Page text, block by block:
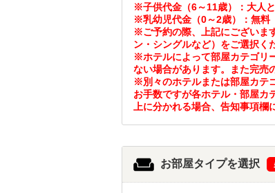
※子供代金（6～11歳）：大人
※乳幼児代金（0～2歳）：無料
※ご予約の際、上記にございま
ン・シングルなど）をご選択く
※ホテルによって部屋カテゴリ
ない場合があります。また完売
※別々のホテルまたは部屋カテ
お手数ですが各ホテル・部屋カ
上に分かれる場合、告知事項欄
お部屋タイプを選択